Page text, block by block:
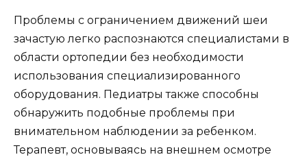
Проблемы с ограничением движений шеи
зачастую легко распознаются специалистами в
области ортопедии без необходимости
использования специализированного
оборудования. Педиатры также способны
обнаружить подобные проблемы при
внимательном наблюдении за ребенком.
Терапевт, основываясь на внешнем осмотре